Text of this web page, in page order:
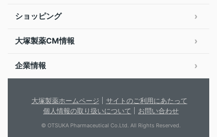
ショッピング
大塚製薬CM情報
企業情報
大塚製薬ホームページ
サイトのご利用にあたって
個人情報の取り扱いについて
お問い合わせ
© OTSUKA Pharmaceutical Co.Ltd. All Rights Reserved.